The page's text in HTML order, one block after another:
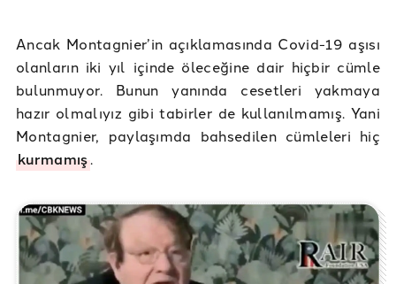
Ancak Montagnier’in açıklamasında Covid-19 aşısı
olanların iki yıl içinde öleceğine dair hiçbir cümle
bulunmuyor. Bunun yanında cesetleri yakmaya
hazır olmalıyız gibi tabirler de kullanılmamış. Yani
Montagnier, paylaşımda bahsedilen cümleleri hiç
kurmamış.